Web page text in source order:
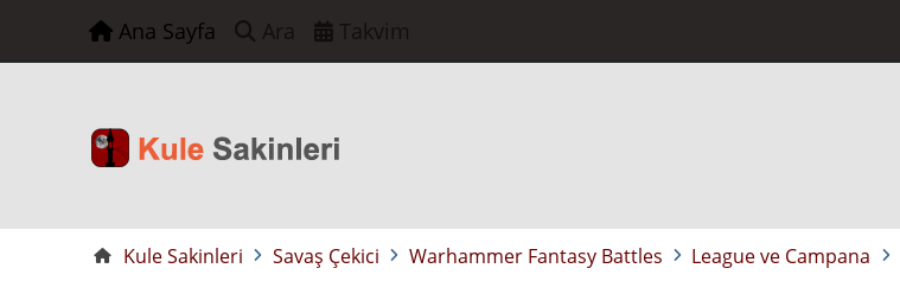
Ana Sayfa Ara Takvim
Kule Sakinleri Savaş Çekici Warhammer Fantasy Battles League ve Campana